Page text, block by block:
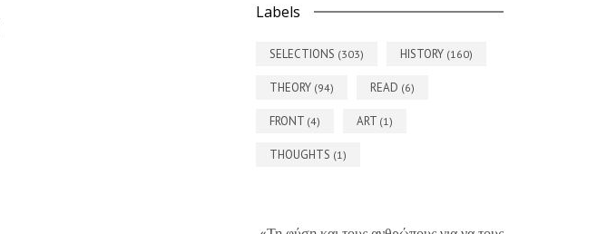
Labels
SELECTIONS (303) HISTORY (160)
THEORY (94) READ (6)
FRONT (4) ART (1)
THOUGHTS (1)